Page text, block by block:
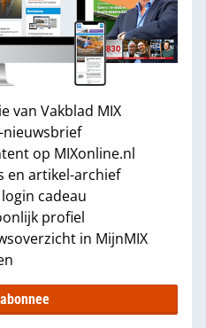
van Vakblad MIX
nieuwsbrief
op MIXonline.nl
en artikel-archief
cadeau
profiel
in MijnMIX